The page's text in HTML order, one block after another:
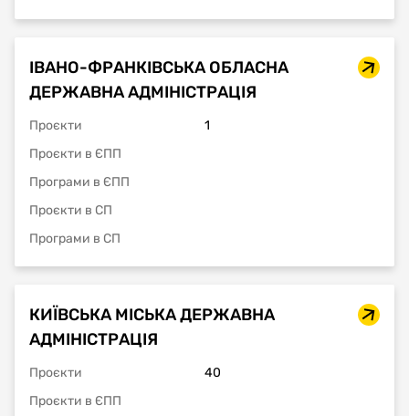
ІВАНО-ФРАНКІВСЬКА ОБЛАСНА
ДЕРЖАВНА АДМІНІСТРАЦІЯ
Проєкти
1
Проєкти в ЄПП
Програми в ЄПП
Проєкти в СП
Програми в СП
КИЇВСЬКА МІСЬКА ДЕРЖАВНА
АДМІНІСТРАЦІЯ
Проєкти
40
Проєкти в ЄПП